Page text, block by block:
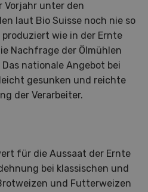
Vorjahr unter den
laut Bio Suisse noch nie so
wie in der Ernte
Nachfrage der Ölmühlen
nationale Angebot bei
gesunken und reichte
der Verarbeiter.
für die Aussaat der Ernte
bei klassischen und
und Futterweizen